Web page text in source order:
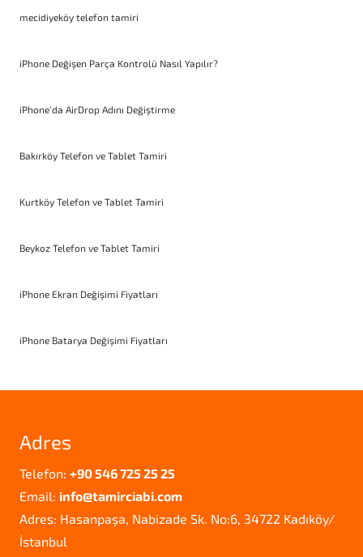
mecidiyeköy telefon tamiri
iPhone Değişen Parça Kontrolü Nasıl Yapılır?
iPhone’da AirDrop Adını Değiştirme
Bakırköy Telefon ve Tablet Tamiri
Kurtköy Telefon ve Tablet Tamiri
Beykoz Telefon ve Tablet Tamiri
iPhone Ekran Değişimi Fiyatları
iPhone Batarya Değişimi Fiyatları
Adres
Telefon: +90 546 725 25 25
Email: info@tamirciabi.com
Adres: Hasanpaşa, Nabizade Sk. No:6, 34722 Kadıköy/
İstanbul